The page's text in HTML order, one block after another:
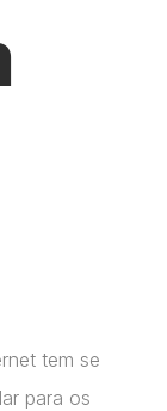
tem se
para os